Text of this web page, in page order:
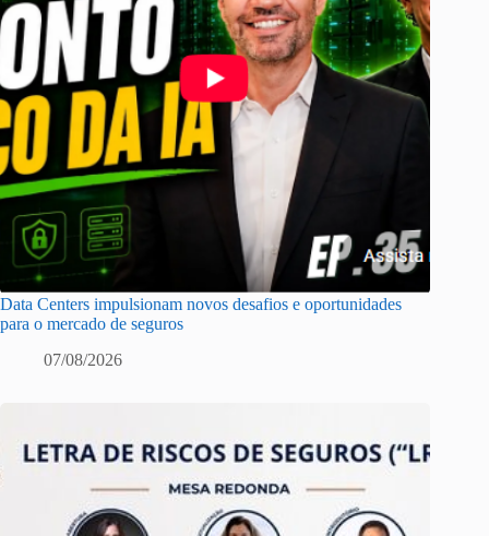
Data Centers impulsionam novos desafios e oportunidades
para o mercado de seguros
07/08/2026